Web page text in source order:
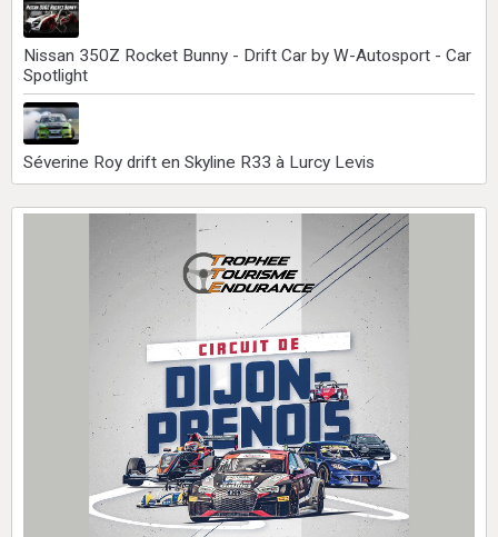
Nissan 350Z Rocket Bunny - Drift Car by W-Autosport - Car
Spotlight
Séverine Roy drift en Skyline R33 à Lurcy Levis